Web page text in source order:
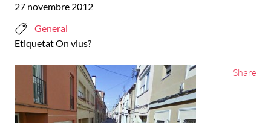
27 novembre 2012
General
EtiquetatOn vius?
Share